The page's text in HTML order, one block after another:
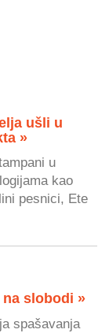
ušli u
»
u
kao
pesnici, Ete
slobodi »
spašavanja